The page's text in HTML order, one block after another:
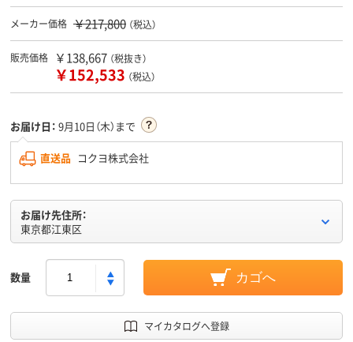
メーカー価格 ￥217,800 （税込）
販売価格 ￥138,667 （税抜き）
￥152,533 （税込）
お届け日： 9月10日（木）まで
直送品 コクヨ株式会社
お届け先住所：
東京都江東区
数量 カゴへ
マイカタログへ登録